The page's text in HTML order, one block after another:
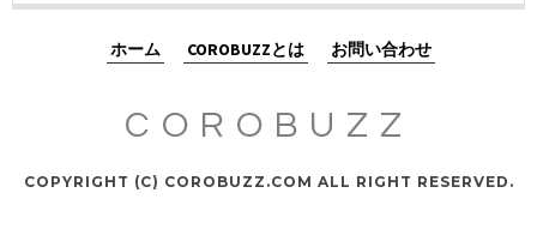
ホーム COROBUZZとは お問い合わせ
COROBUZZ
COPYRIGHT (C) COROBUZZ.COM ALL RIGHT RESERVED.